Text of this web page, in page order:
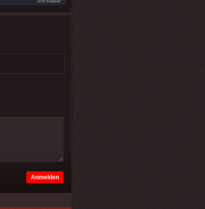
nicht moderiert